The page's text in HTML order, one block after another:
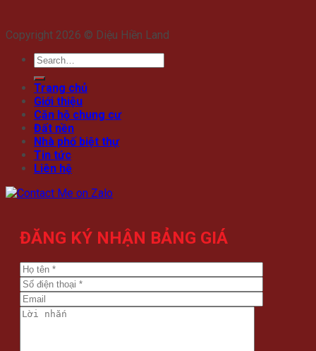
Copyright 2026 © Diệu Hiền Land
Trang chủ
Giới thiệu
Căn hộ chung cư
Đất nền
Nhà phố biệt thự
Tin tức
Liên hệ
ĐĂNG KÝ NHẬN BẢNG GIÁ